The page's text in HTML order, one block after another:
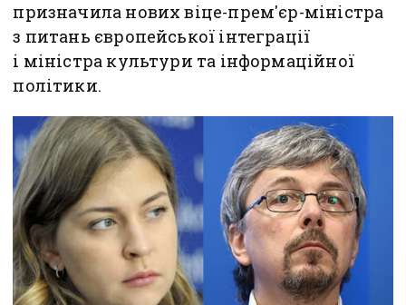
призначила нових віце-прем'єр-міністра
з питань європейської інтеграції
і міністра культури та інформаційної
політики.